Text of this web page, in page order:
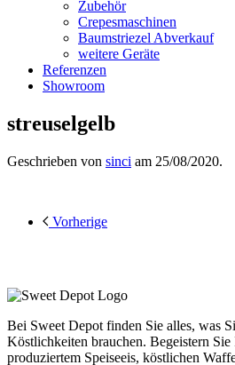
Zubehör
Crepesmaschinen
Baumstriezel Abverkauf
weitere Geräte
Referenzen
Showroom
streuselgelb
Geschrieben von sinci am 25/08/2020.
Vorherige
Bei Sweet Depot finden Sie alles, was
Köstlichkeiten brauchen. Begeistern Sie
produziertem Speiseeis, köstlichen